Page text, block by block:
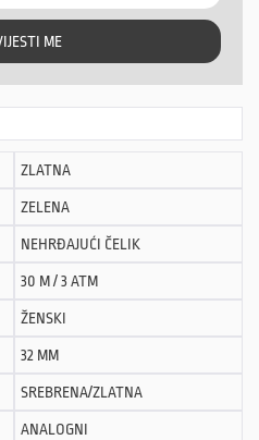
ME
ZLATNA
ZELENA
NEHRĐAJUĆI ČELIK
30 M / 3 ATM
ŽENSKI
32 MM
SREBRENA/ZLATNA
ANALOGNI